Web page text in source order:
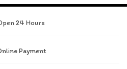
24 Hours
Payment